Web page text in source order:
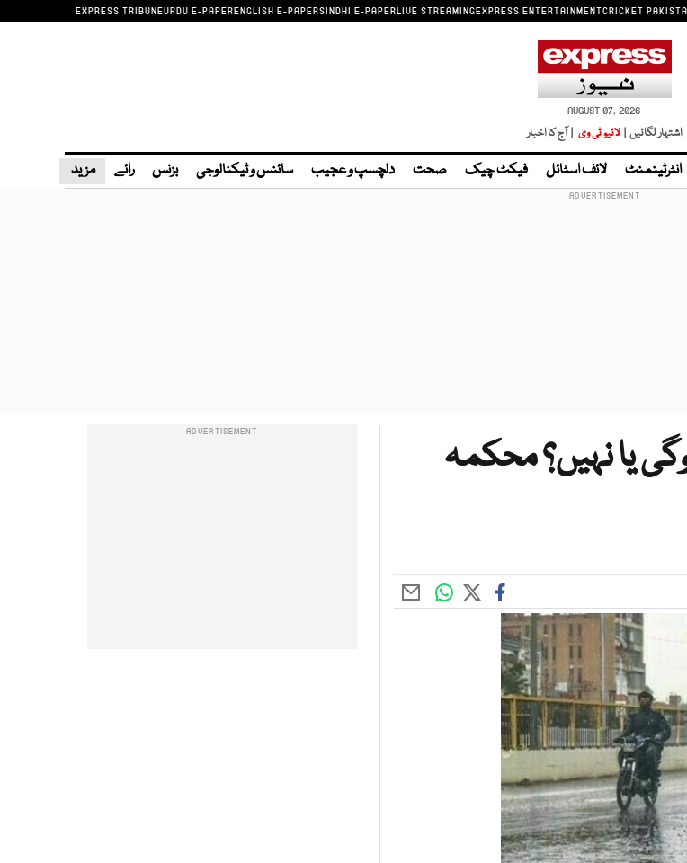
EXPRESS TRIBUNEURDU E-PAPERENGLISH E-PAPERSINDHI E-PAPERLIVE STREAMINGEXPRESS ENTERTAINMENTCRICKET
AUGUST 07, 2026
اشتہار لگائیں | لائیو ٹی وی | آج کا اخبار
انٹرٹینمنٹ لائف اسٹائل فیکٹ چیک صحت دلچسپ و عجیب سائنس و ٹیکنالوجی بزنس رائے مزید
یا نہیں؟ محکمہ